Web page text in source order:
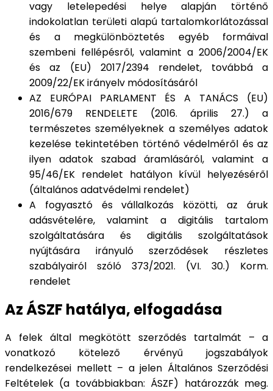
vagy letelepedési helye alapján történő
indokolatlan területi alapú tartalomkorlátozással
és a megkülönböztetés egyéb formáival
szembeni fellépésről, valamint a 2006/2004/EK
és az (EU) 2017/2394 rendelet, továbbá a
2009/22/EK irányelv módosításáról
AZ EURÓPAI PARLAMENT ÉS A TANÁCS (EU)
2016/679 RENDELETE (2016. április 27.) a
természetes személyeknek a személyes adatok
kezelése tekintetében történő védelméről és az
ilyen adatok szabad áramlásáról, valamint a
95/46/EK rendelet hatályon kívül helyezéséről
(általános adatvédelmi rendelet)
A fogyasztó és vállalkozás közötti, az áruk
adásvételére, valamint a digitális tartalom
szolgáltatására és digitális szolgáltatások
nyújtására irányuló szerződések részletes
szabályairól szóló 373/2021. (VI. 30.) Korm.
rendelet
Az ÁSZF hatálya, elfogadása
A felek által megkötött szerződés tartalmát – a
vonatkozó kötelező érvényű jogszabályok
rendelkezései mellett – a jelen Általános Szerződési
Feltételek (a továbbiakban: ÁSZF) határozzák meg.